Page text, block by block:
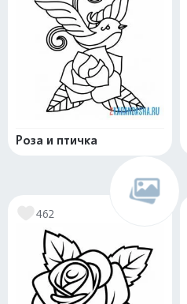
Роза и птичка
462